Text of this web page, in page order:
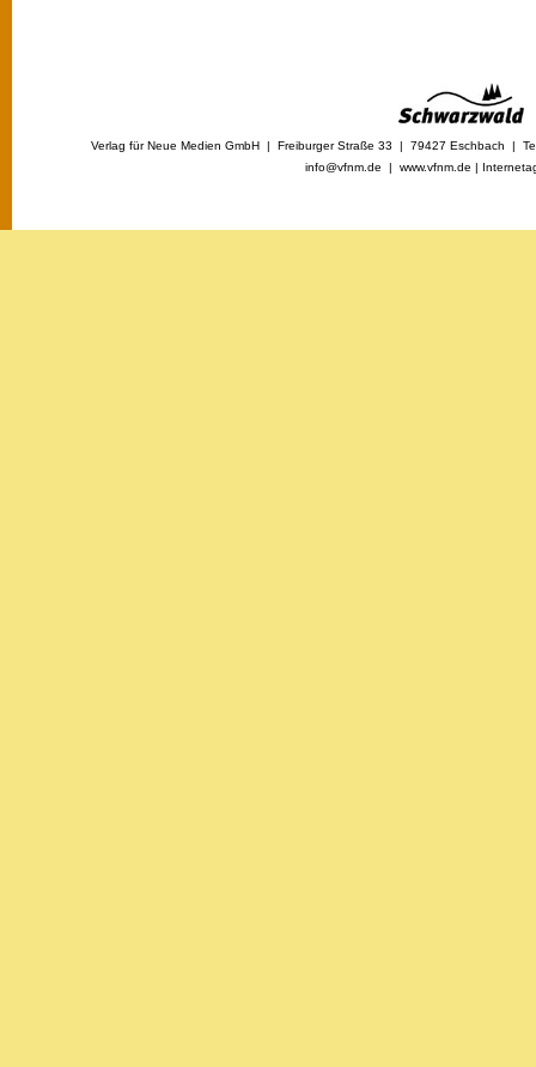
Verlag für Neue Medien GmbH | Freiburger Straße 33 | 79427 Eschbach |
info@vfnm.de | www.vfnm.de |